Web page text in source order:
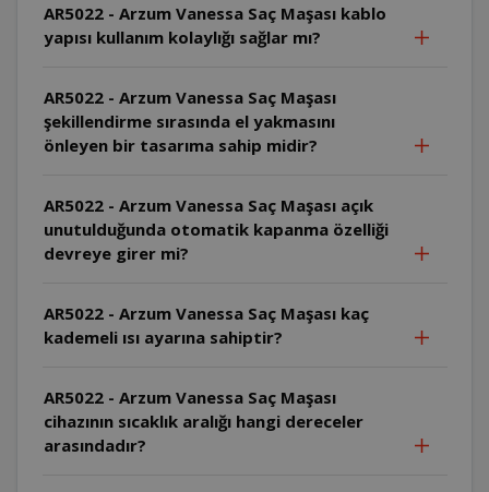
AR5022 - Arzum Vanessa Saç Maşası kablo
yapısı kullanım kolaylığı sağlar mı?
AR5022 - Arzum Vanessa Saç Maşası
şekillendirme sırasında el yakmasını
önleyen bir tasarıma sahip midir?
AR5022 - Arzum Vanessa Saç Maşası açık
unutulduğunda otomatik kapanma özelliği
devreye girer mi?
AR5022 - Arzum Vanessa Saç Maşası kaç
kademeli ısı ayarına sahiptir?
AR5022 - Arzum Vanessa Saç Maşası
cihazının sıcaklık aralığı hangi dereceler
arasındadır?